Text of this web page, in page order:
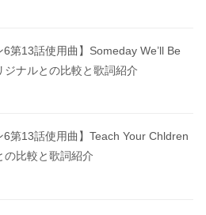
6第13話使用曲】Someday We’ll Be
ジナルとの比較と歌詞紹介
6第13話使用曲】Teach Your Chldren
の比較と歌詞紹介